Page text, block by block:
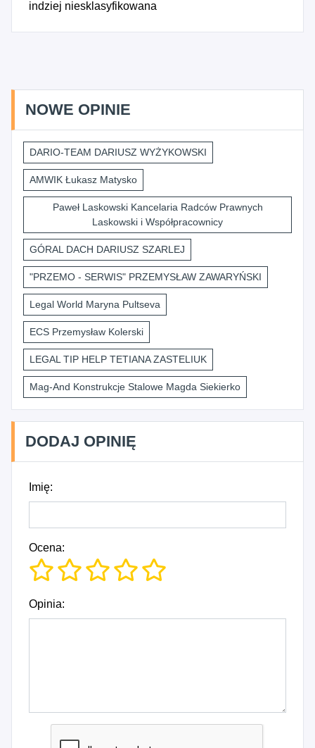
indziej niesklasyfikowana
NOWE OPINIE
DARIO-TEAM DARIUSZ WYŻYKOWSKI
AMWIK Łukasz Matysko
Paweł Laskowski Kancelaria Radców Prawnych
Laskowski i Współpracownicy
GÓRAL DACH DARIUSZ SZARLEJ
"PRZEMO - SERWIS" PRZEMYSŁAW ZAWARYŃSKI
Legal World Maryna Pultseva
ECS Przemysław Kolerski
LEGAL TIP HELP TETIANA ZASTELIUK
Mag-And Konstrukcje Stalowe Magda Siekierko
DODAJ OPINIĘ
Imię:
Ocena:
Opinia: